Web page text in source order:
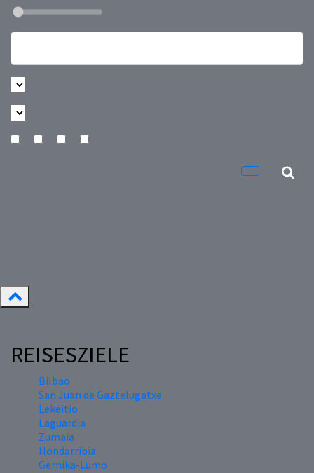
REISESZIELE
Bilbao
San Juan de Gaztelugatxe
Lekeitio
Laguardia
Zumaia
Hondarribia
Gernika-Lumo